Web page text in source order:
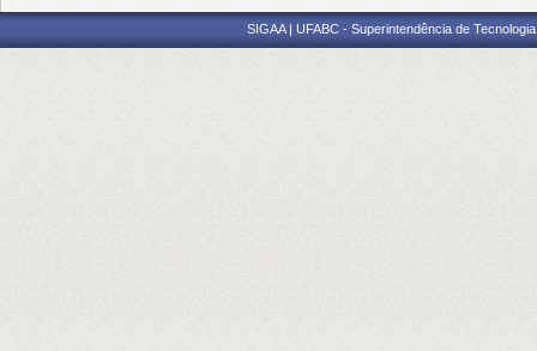
SIGAA | UFABC - Superintendência de